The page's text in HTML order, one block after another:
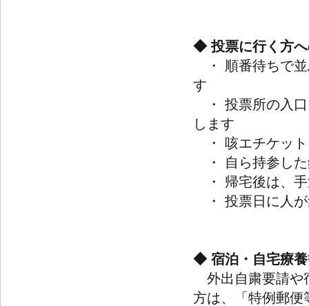
◆ 投票に行く方
・ 順番待ちで並
す
・ 投票所の入口
します
・ 咳エチケッ
・ 自ら持参した
・ 帰宅後は、手
・ 投票日に人が
◆ 宿泊・自宅療
外出自粛要請や
方は、「特例郵便